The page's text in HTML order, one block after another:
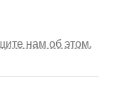
нам об этом.